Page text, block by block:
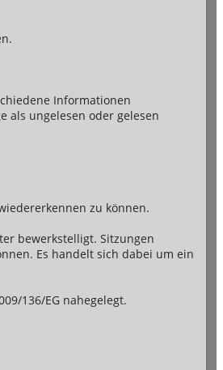
Informationen
als ungelesen oder gelesen
zu können.
bewerkstelligt. Sitzungen
Es handelt sich dabei um ein
136/EG nahegelegt.